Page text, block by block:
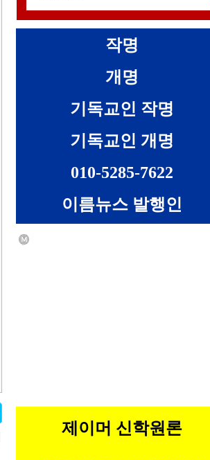
작명
개명
기독교인 작명
기독교인 개명
010-5285-7622
이름뉴스 발행인
제이머 신학원론